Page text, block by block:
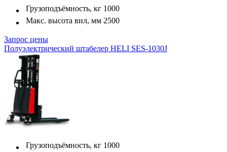
Грузоподъёмность, кг 1000
Макс. высота вил, мм 2500
Запрос цены
Полуэлектрический штабелер HELI SES-1030J
Грузоподъёмность, кг 1000